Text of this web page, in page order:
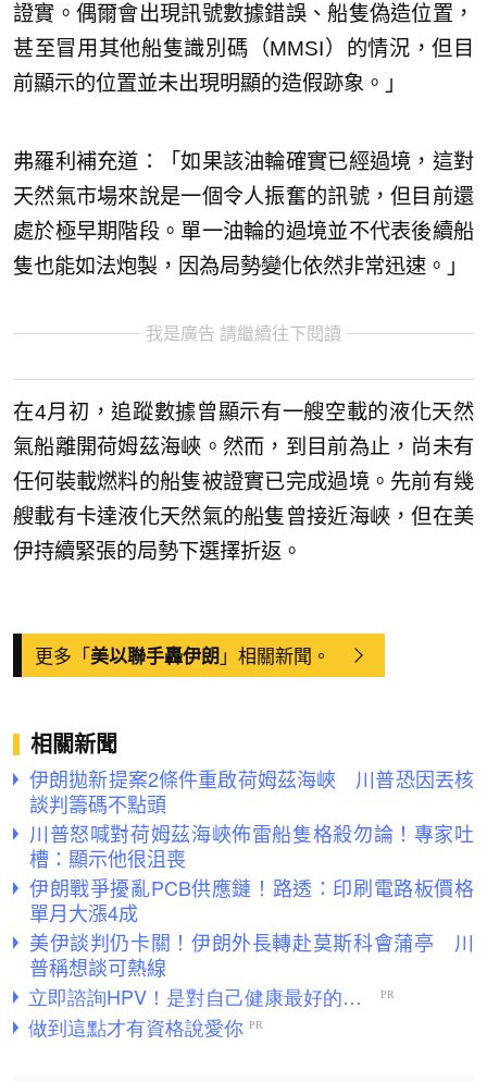
證實。偶爾會出現訊號數據錯誤、船隻偽造位置，
甚至冒用其他船隻識別碼（MMSI）的情況，但目
前顯示的位置並未出現明顯的造假跡象。」
弗羅利補充道：「如果該油輪確實已經過境，這對
天然氣市場來說是一個令人振奮的訊號，但目前還
處於極早期階段。單一油輪的過境並不代表後續船
隻也能如法炮製，因為局勢變化依然非常迅速。」
我是廣告 請繼續往下閱讀
在4月初，追蹤數據曾顯示有一艘空載的液化天然
氣船離開荷姆茲海峽。然而，到目前為止，尚未有
任何裝載燃料的船隻被證實已完成過境。先前有幾
艘載有卡達液化天然氣的船隻曾接近海峽，但在美
伊持續緊張的局勢下選擇折返。
更多「美以聯手轟伊朗 」相關新聞。
相關新聞
伊朗拋新提案2條件重啟荷姆茲海峽 川普恐因丟核
談判籌碼不點頭
川普怒喊對荷姆茲海峽佈雷船隻格殺勿論！專家吐
槽：顯示他很沮喪
伊朗戰爭擾亂PCB供應鏈！路透：印刷電路板價格
單月大漲4成
美伊談判仍卡關！伊朗外長轉赴莫斯科會蒲亭 川
普稱想談可熱線